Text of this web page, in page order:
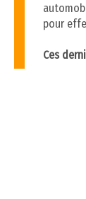
pour
Ces